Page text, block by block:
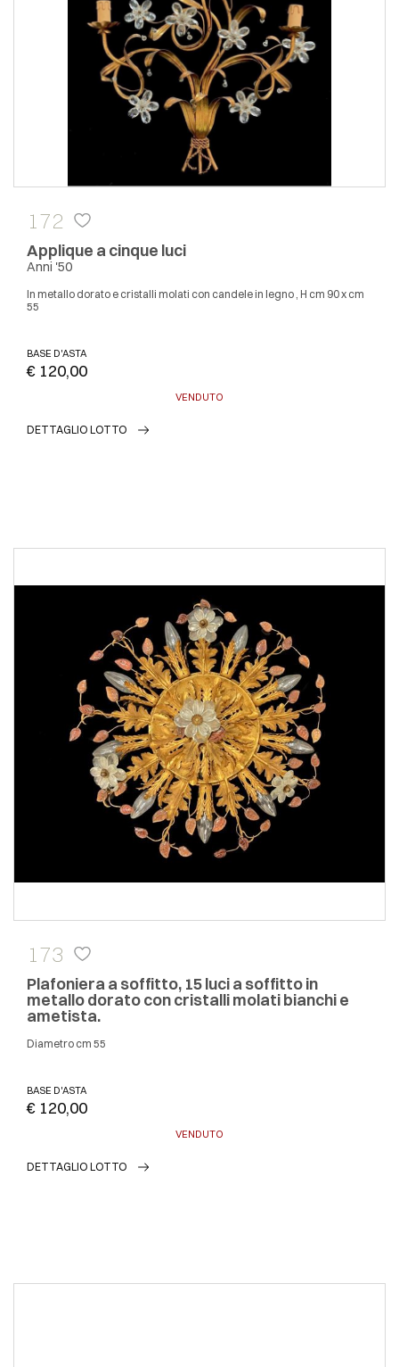
172
Applique a cinque luci
Anni '50
In metallo dorato e cristalli molati con candele in legno , H cm 90 x cm
55
BASE D'ASTA
€ 120,00
VENDUTO
DETTAGLIO LOTTO
173
Plafoniera a soffitto, 15 luci a soffitto in
metallo dorato con cristalli molati bianchi e
ametista.
Diametro cm 55
BASE D'ASTA
€ 120,00
VENDUTO
DETTAGLIO LOTTO